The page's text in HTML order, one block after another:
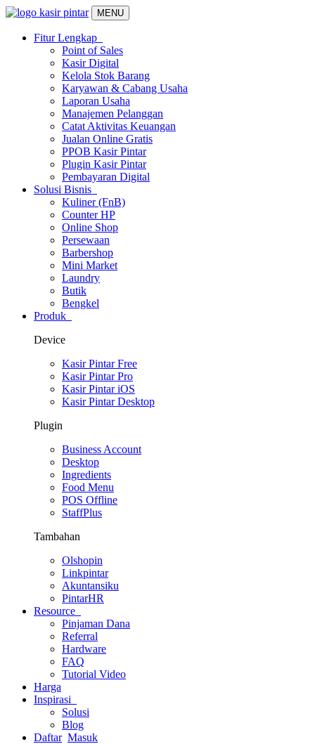
MENU
Fitur Lengkap
Point of Sales
Kasir Digital
Kelola Stok Barang
Karyawan & Cabang Usaha
Laporan Usaha
Manajemen Pelanggan
Catat Aktivitas Keuangan
Jualan Online Gratis
PPOB Kasir Pintar
Plugin Kasir Pintar
Pembayaran Digital
Solusi Bisnis
Kuliner (FnB)
Counter HP
Online Shop
Persewaan
Barbershop
Mini Market
Laundry
Butik
Bengkel
Produk
Device
Kasir Pintar Free
Kasir Pintar Pro
Kasir Pintar iOS
Kasir Pintar Desktop
Plugin
Business Account
Desktop
Ingredients
Food Menu
POS Offline
StaffPlus
Tambahan
Olshopin
Linkpintar
Akuntansiku
PintarHR
Resource
Pinjaman Dana
Referral
Hardware
FAQ
Tutorial Video
Harga
Inspirasi
Solusi
Blog
Daftar Masuk